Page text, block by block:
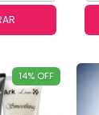
14% OFF